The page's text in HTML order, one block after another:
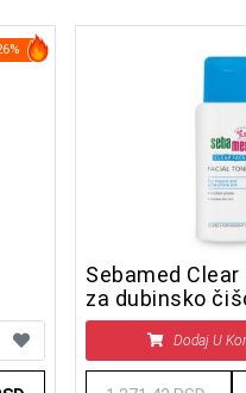
Sebamed
za dubinsko
150 ml
Dodaj U